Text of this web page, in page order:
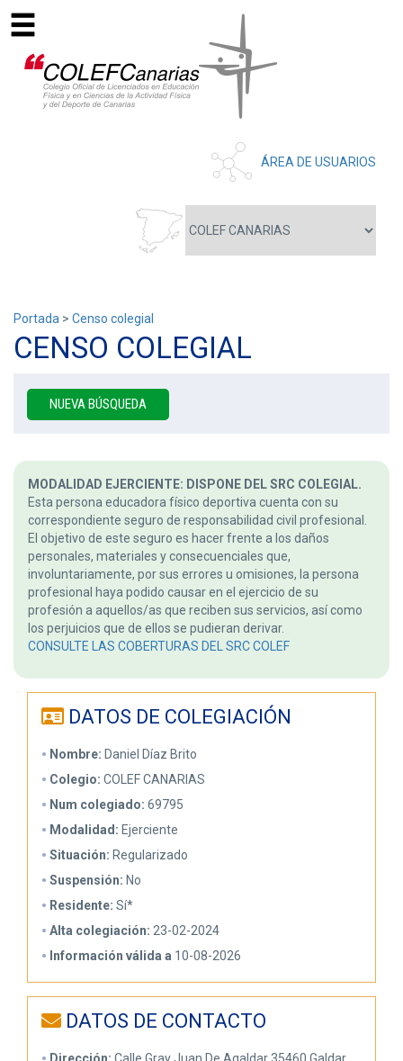
ÁREA DE USUARIOS
Portada > Censo colegial
CENSO COLEGIAL
NUEVA BÚSQUEDA
MODALIDAD EJERCIENTE: DISPONE DEL SRC COLEGIAL.
Esta persona educadora físico deportiva cuenta con su
correspondiente seguro de responsabilidad civil profesional.
El objetivo de este seguro es hacer frente a los daños
personales, materiales y consecuenciales que,
involuntariamente, por sus errores u omisiones, la persona
profesional haya podido causar en el ejercicio de su
profesión a aquellos/as que reciben sus servicios, así como
los perjuicios que de ellos se pudieran derivar.
CONSULTE LAS COBERTURAS DEL SRC COLEF
DATOS DE COLEGIACIÓN
Nombre: Daniel Díaz Brito
Colegio: COLEF CANARIAS
Num colegiado: 69795
Modalidad: Ejerciente
Situación: Regularizado
Suspensión: No
Residente: Sí*
Alta colegiación: 23-02-2024
Información válida a 10-08-2026
DATOS DE CONTACTO